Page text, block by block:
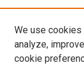
We use
analyze,
cookie